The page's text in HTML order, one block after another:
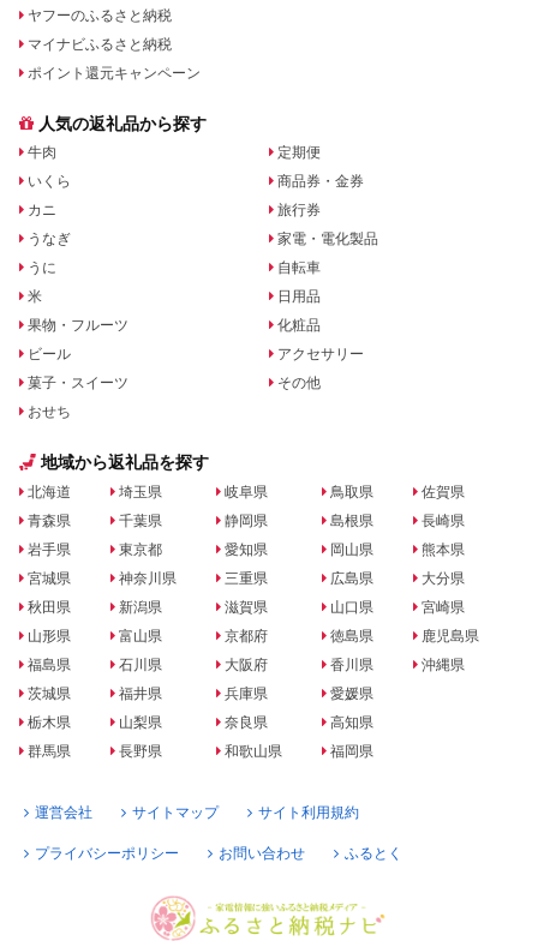
ヤフーのふるさと納税
マイナビふるさと納税
ポイント還元キャンペーン
人気の返礼品から探す
牛肉
いくら
カニ
うなぎ
うに
米
果物・フルーツ
ビール
菓子・スイーツ
おせち
定期便
商品券・金券
旅行券
家電・電化製品
自転車
日用品
化粧品
アクセサリー
その他
地域から返礼品を探す
北海道
青森県
岩手県
宮城県
秋田県
山形県
福島県
茨城県
栃木県
群馬県
埼玉県
千葉県
東京都
神奈川県
新潟県
富山県
石川県
福井県
山梨県
長野県
岐阜県
静岡県
愛知県
三重県
滋賀県
京都府
大阪府
兵庫県
奈良県
和歌山県
鳥取県
島根県
岡山県
広島県
山口県
徳島県
香川県
愛媛県
高知県
福岡県
佐賀県
長崎県
熊本県
大分県
宮崎県
鹿児島県
沖縄県
運営会社 サイトマップ サイト利用規約
プライバシーポリシー お問い合わせ ふるとく